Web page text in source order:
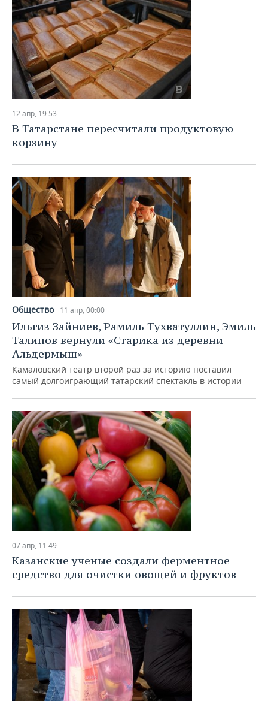
12 апр, 19:53
В Татарстане пересчитали продуктовую
корзину
Общество 11 апр, 00:00
Ильгиз Зайниев, Рамиль Тухватуллин, Эмиль
Талипов вернули «Старика из деревни
Альдермыш»
Камаловский театр второй раз за историю поставил
самый долгоиграющий татарский спектакль в истории
07 апр, 11:49
Казанские ученые создали ферментное
средство для очистки овощей и фруктов